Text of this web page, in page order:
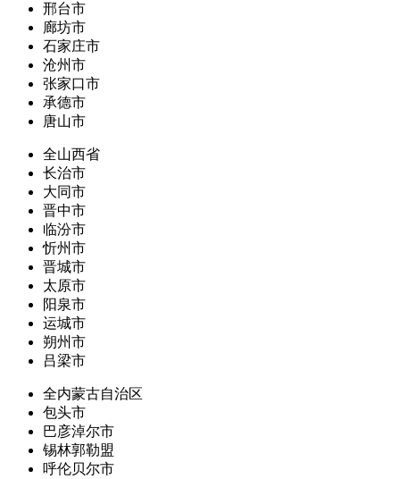
邢台市
廊坊市
石家庄市
沧州市
张家口市
承德市
唐山市
全山西省
长治市
大同市
晋中市
临汾市
忻州市
晋城市
太原市
阳泉市
运城市
朔州市
吕梁市
全内蒙古自治区
包头市
巴彦淖尔市
锡林郭勒盟
呼伦贝尔市